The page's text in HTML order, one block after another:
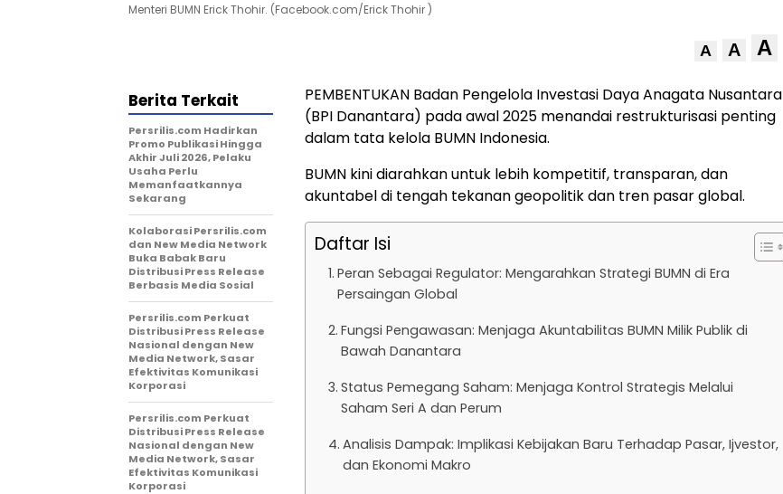
Menteri BUMN Erick Thohir. (Facebook.com/Erick Thohir )
A A A
PEMBENTUKAN Badan Pengelola Investasi Daya Anagata Nusantara
(BPI Danantara) pada awal 2025 menandai restrukturisasi penting
dalam tata kelola BUMN Indonesia.
BUMN kini diarahkan untuk lebih kompetitif, transparan, dan
akuntabel di tengah tekanan geopolitik dan tren pasar global.
Daftar Isi
Peran Sebagai Regulator: Mengarahkan Strategi BUMN di Era
Persaingan Global
Fungsi Pengawasan: Menjaga Akuntabilitas BUMN Milik Publik di
Bawah Danantara
Status Pemegang Saham: Menjaga Kontrol Strategis Melalui
Saham Seri A dan Perum
Analisis Dampak: Implikasi Kebijakan Baru Terhadap Pasar, Ijvestor,
dan Ekonomi Makro
Berita Terkait
Persrilis.com Hadirkan
Promo Publikasi Hingga
Akhir Juli 2026, Pelaku
Usaha Perlu
Memanfaatkannya
Sekarang
Kolaborasi Persrilis.com
dan New Media Network
Buka Babak Baru
Distribusi Press Release
Berbasis Media Sosial
Persrilis.com Perkuat
Distribusi Press Release
Nasional dengan New
Media Network, Sasar
Efektivitas Komunikasi
Korporasi
Persrilis.com Perkuat
Distribusi Press Release
Nasional dengan New
Media Network, Sasar
Efektivitas Komunikasi
Korporasi